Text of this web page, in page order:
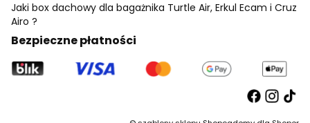
Jaki box dachowy dla bagażnika Turtle Air, Erkul Ecam i Cruz
Airo ?
Bezpieczne płatności